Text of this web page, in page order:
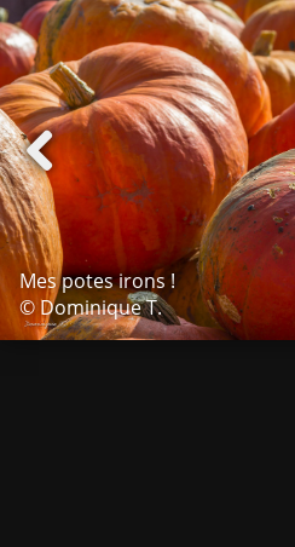
Mes potes irons !
© Dominique T.